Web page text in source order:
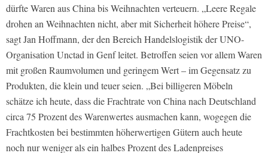
dürfte Waren aus China bis Weihnachten verteuern. „Leere Regale
drohen an Weihnachten nicht, aber mit Sicherheit höhere Preise“,
sagt Jan Hoffmann, der den Bereich Handelslogistik der UNO-
Organisation Unctad in Genf leitet. Betroffen seien vor allem Waren
mit großen Raumvolumen und geringem Wert – im Gegensatz zu
Produkten, die klein und teuer seien. „Bei billigeren Möbeln
schätze ich heute, dass die Frachtrate von China nach Deutschland
circa 75 Prozent des Warenwertes ausmachen kann, wogegen die
Frachtkosten bei bestimmten höherwertigen Gütern auch heute
noch nur weniger als ein halbes Prozent des Ladenpreises